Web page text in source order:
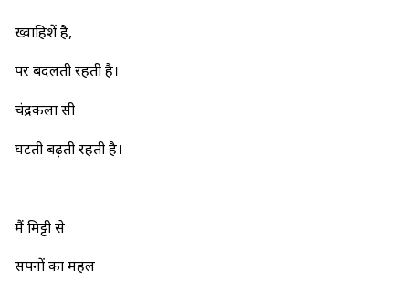
ख्वाहिशें है,
पर बदलती रहती है।
चंद्रकला सी
घटती बढ़ती रहती है।
मैं मिट्टी से
सपनों का महल